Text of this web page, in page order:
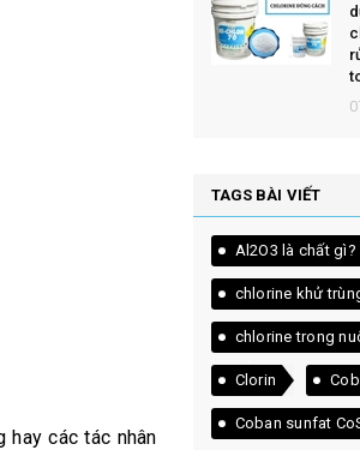
hay các tác nhân
TAGS BÀI VIẾT
Al2O3 là chất gì?
chlorine khử
chlorine trong
sản
Clorin
Coban sunfat